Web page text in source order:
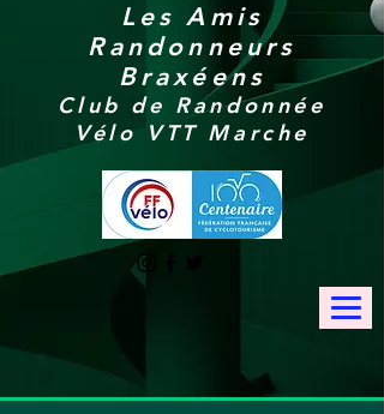
Les Amis
Randonneurs
Braxéens
Club de Randonnée
Vélo VTT Marche